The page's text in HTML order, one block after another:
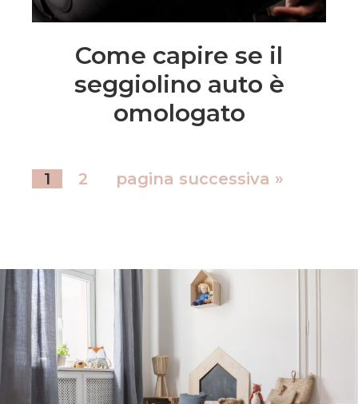
Come capire se il
seggiolino auto è
omologato
1 2 pagina successiva »